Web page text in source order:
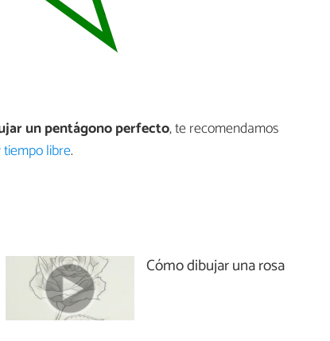
un pentágono perfecto, te recomendamos
libre.
Cómo dibujar una rosa